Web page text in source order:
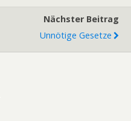
Nächster Beitrag
Unnötige Gesetze